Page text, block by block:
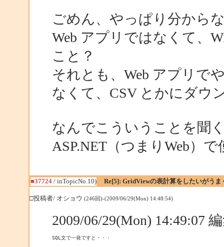
ごめん、やっぱり分から
Web アプリではなくて、
こと？
それとも、Web アプリで
なくて、CSV とかにダウ
なんでこういうことを聞
ASP.NET（つまりWeb）
■37724/ inTopicNo.10) Re[5]: GridViewの表計算をしたいがうま
□投稿者/ オショウ (246回)-(2009/06/29(Mon) 14:48:54)
2009/06/29(Mon) 14:49:07
SQL文で一発ですと・・・